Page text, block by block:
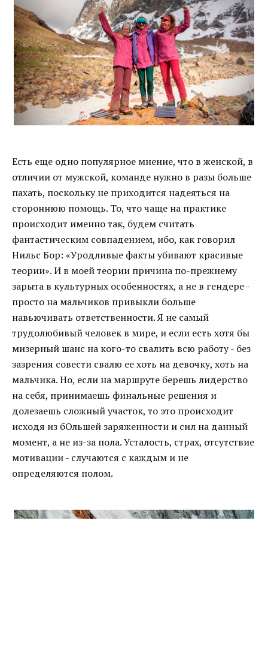
Есть еще одно популярное мнение, что в женской, в
отличии от мужской, команде нужно в разы больше
пахать, поскольку не приходится надеяться на
стороннюю помощь. То, что чаще на практике
происходит именно так, будем считать
фантастическим совпадением, ибо, как говорил
Нильс Бор: «Уродливые факты убивают красивые
теории». И в моей теории причина по-прежнему
зарыта в культурных особенностях, а не в гендере -
просто на мальчиков привыкли больше
навьючивать ответственности. Я не самый
трудолюбивый человек в мире, и если есть хотя бы
мизерный шанс на кого-то свалить всю работу - без
зазрения совести свалю ее хоть на девочку, хоть на
мальчика. Но, если на маршруте берешь лидерство
на себя, принимаешь финальные решения и
долезаешь сложный участок, то это происходит
исходя из бОльшей заряженности и сил на данный
момент, а не из-за пола. Усталость, страх, отсутствие
мотивации - случаются с каждым и не
определяются полом.